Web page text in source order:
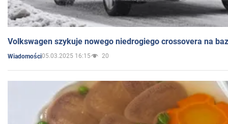
Volkswagen szykuje nowego niedrogiego crossovera na
Wiadomości05.03.2025 16:15 20